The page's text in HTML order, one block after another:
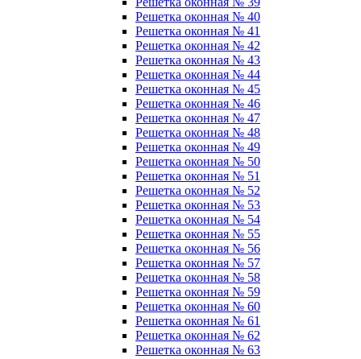
Решетка оконная № 40
Решетка оконная № 41
Решетка оконная № 42
Решетка оконная № 43
Решетка оконная № 44
Решетка оконная № 45
Решетка оконная № 46
Решетка оконная № 47
Решетка оконная № 48
Решетка оконная № 49
Решетка оконная № 50
Решетка оконная № 51
Решетка оконная № 52
Решетка оконная № 53
Решетка оконная № 54
Решетка оконная № 55
Решетка оконная № 56
Решетка оконная № 57
Решетка оконная № 58
Решетка оконная № 59
Решетка оконная № 60
Решетка оконная № 61
Решетка оконная № 62
Решетка оконная № 63